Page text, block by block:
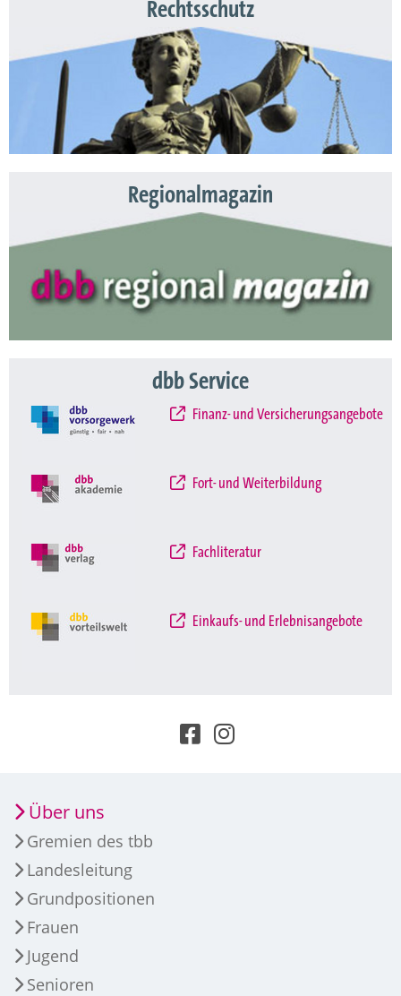
Rechtsschutz
Regionalmagazin
dbb Service
Finanz- und Versicherungsangebote
Fort- und Weiterbildung
Fachliteratur
Einkaufs- und Erlebnisangebote
Über uns
Gremien des tbb
Landesleitung
Grundpositionen
Frauen
Jugend
Senioren